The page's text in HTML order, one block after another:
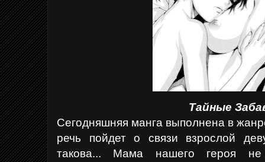
Тайные
Сегодняшняя манга выполнена в
речь пойдет о связи взрослой
такова... Мама нашего героя